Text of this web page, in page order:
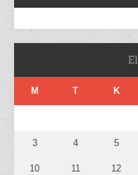
M T K
3 4 5
10 11 12